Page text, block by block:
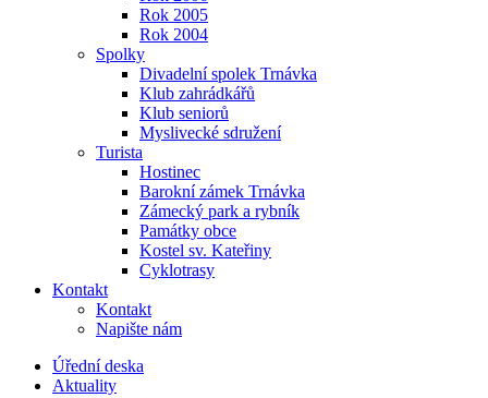
Rok 2005
Rok 2004
Spolky
Divadelní spolek Trnávka
Klub zahrádkářů
Klub seniorů
Myslivecké sdružení
Turista
Hostinec
Barokní zámek Trnávka
Zámecký park a rybník
Památky obce
Kostel sv. Kateřiny
Cyklotrasy
Kontakt
Kontakt
Napište nám
Úřední deska
Aktuality